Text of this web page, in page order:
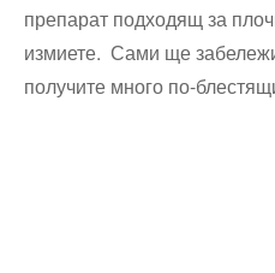
препарат подходящ за
измиете. Сами ще
получите много по-